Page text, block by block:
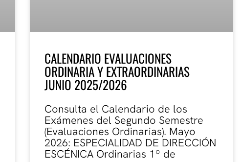
CALENDARIO EVALUACIONES
ORDINARIA Y EXTRAORDINARIAS
JUNIO 2025/2026
Consulta el Calendario de los
Exámenes del Segundo Semestre
(Evaluaciones Ordinarias). Mayo
2026: ESPECIALIDAD DE DIRECCIÓN
ESCÉNICA Ordinarias 1º de